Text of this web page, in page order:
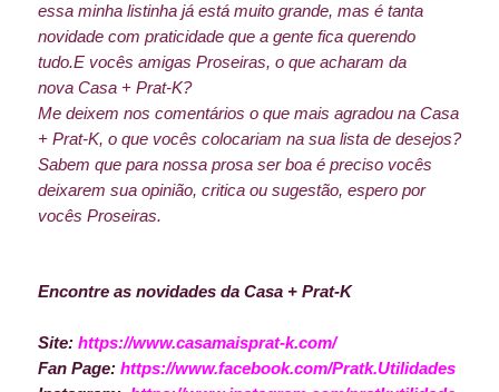
essa minha listinha já está muito grande, mas é tanta
novidade com praticidade que a gente fica querendo
tudo.E vocês amigas Proseiras, o que acharam da
nova Casa + Prat-K?
Me deixem nos comentários o que mais agradou na Casa
+ Prat-K, o que vocês colocariam na sua lista de desejos?
Sabem que para nossa prosa ser boa é preciso vocês
deixarem sua opinião, critica ou sugestão, espero por
vocês Proseiras.
Encontre as novidades da Casa + Prat-K
Site: https://www.casamaisprat-k.com/
Fan Page: https://www.facebook.com/Pratk.Utilidades